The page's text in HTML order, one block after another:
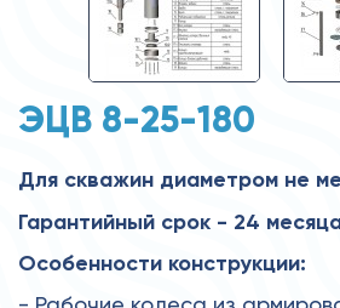
ЭЦВ 8-25-180
Для скважин диаметром не
Гарантийный срок - 24
Особенности конструкции: